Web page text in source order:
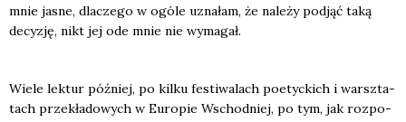
mnie jasne, dla­cze­go w ogó­le uzna­łam, że nale­ży pod­jąć taką
decy­zję, nikt jej ode mnie nie wyma­gał.
Wie­le lek­tur póź­niej, po kil­ku festi­wa­lach poetyc­kich i warsz­ta­
tach prze­kła­do­wych w Euro­pie Wschod­niej, po tym, jak roz­po­